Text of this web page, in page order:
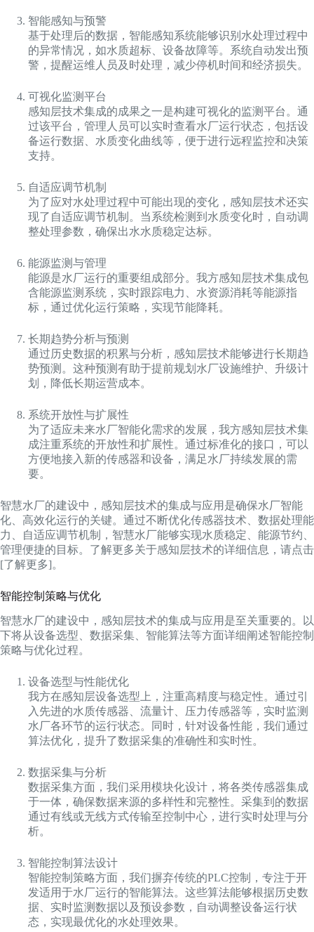
智能感知与预警
基于处理后的数据，智能感知系统能够识别水处理过程中
的异常情况，如水质超标、设备故障等。系统自动发出预
警，提醒运维人员及时处理，减少停机时间和经济损失。
可视化监测平台
感知层技术集成的成果之一是构建可视化的监测平台。通
过该平台，管理人员可以实时查看水厂运行状态，包括设
备运行数据、水质变化曲线等，便于进行远程监控和决策
支持。
自适应调节机制
为了应对水处理过程中可能出现的变化，感知层技术还实
现了自适应调节机制。当系统检测到水质变化时，自动调
整处理参数，确保出水水质稳定达标。
能源监测与管理
能源是水厂运行的重要组成部分。我方感知层技术集成包
含能源监测系统，实时跟踪电力、水资源消耗等能源指
标，通过优化运行策略，实现节能降耗。
长期趋势分析与预测
通过历史数据的积累与分析，感知层技术能够进行长期趋
势预测。这种预测有助于提前规划水厂设施维护、升级计
划，降低长期运营成本。
系统开放性与扩展性
为了适应未来水厂智能化需求的发展，我方感知层技术集
成注重系统的开放性和扩展性。通过标准化的接口，可以
方便地接入新的传感器和设备，满足水厂持续发展的需
要。
智慧水厂的建设中，感知层技术的集成与应用是确保水厂智能
化、高效化运行的关键。通过不断优化传感器技术、数据处理能
力、自适应调节机制，智慧水厂能够实现水质稳定、能源节约、
管理便捷的目标。了解更多关于感知层技术的详细信息，请点击
[了解更多]。
智能控制策略与优化
智慧水厂的建设中，感知层技术的集成与应用是至关重要的。以
下将从设备选型、数据采集、智能算法等方面详细阐述智能控制
策略与优化过程。
设备选型与性能优化
我方在感知层设备选型上，注重高精度与稳定性。通过引
入先进的水质传感器、流量计、压力传感器等，实时监测
水厂各环节的运行状态。同时，针对设备性能，我们通过
算法优化，提升了数据采集的准确性和实时性。
数据采集与分析
数据采集方面，我们采用模块化设计，将各类传感器集成
于一体，确保数据来源的多样性和完整性。采集到的数据
通过有线或无线方式传输至控制中心，进行实时处理与分
析。
智能控制算法设计
智能控制策略方面，我们摒弃传统的PLC控制，专注于开
发适用于水厂运行的智能算法。这些算法能够根据历史数
据、实时监测数据以及预设参数，自动调整设备运行状
态，实现最优化的水处理效果。